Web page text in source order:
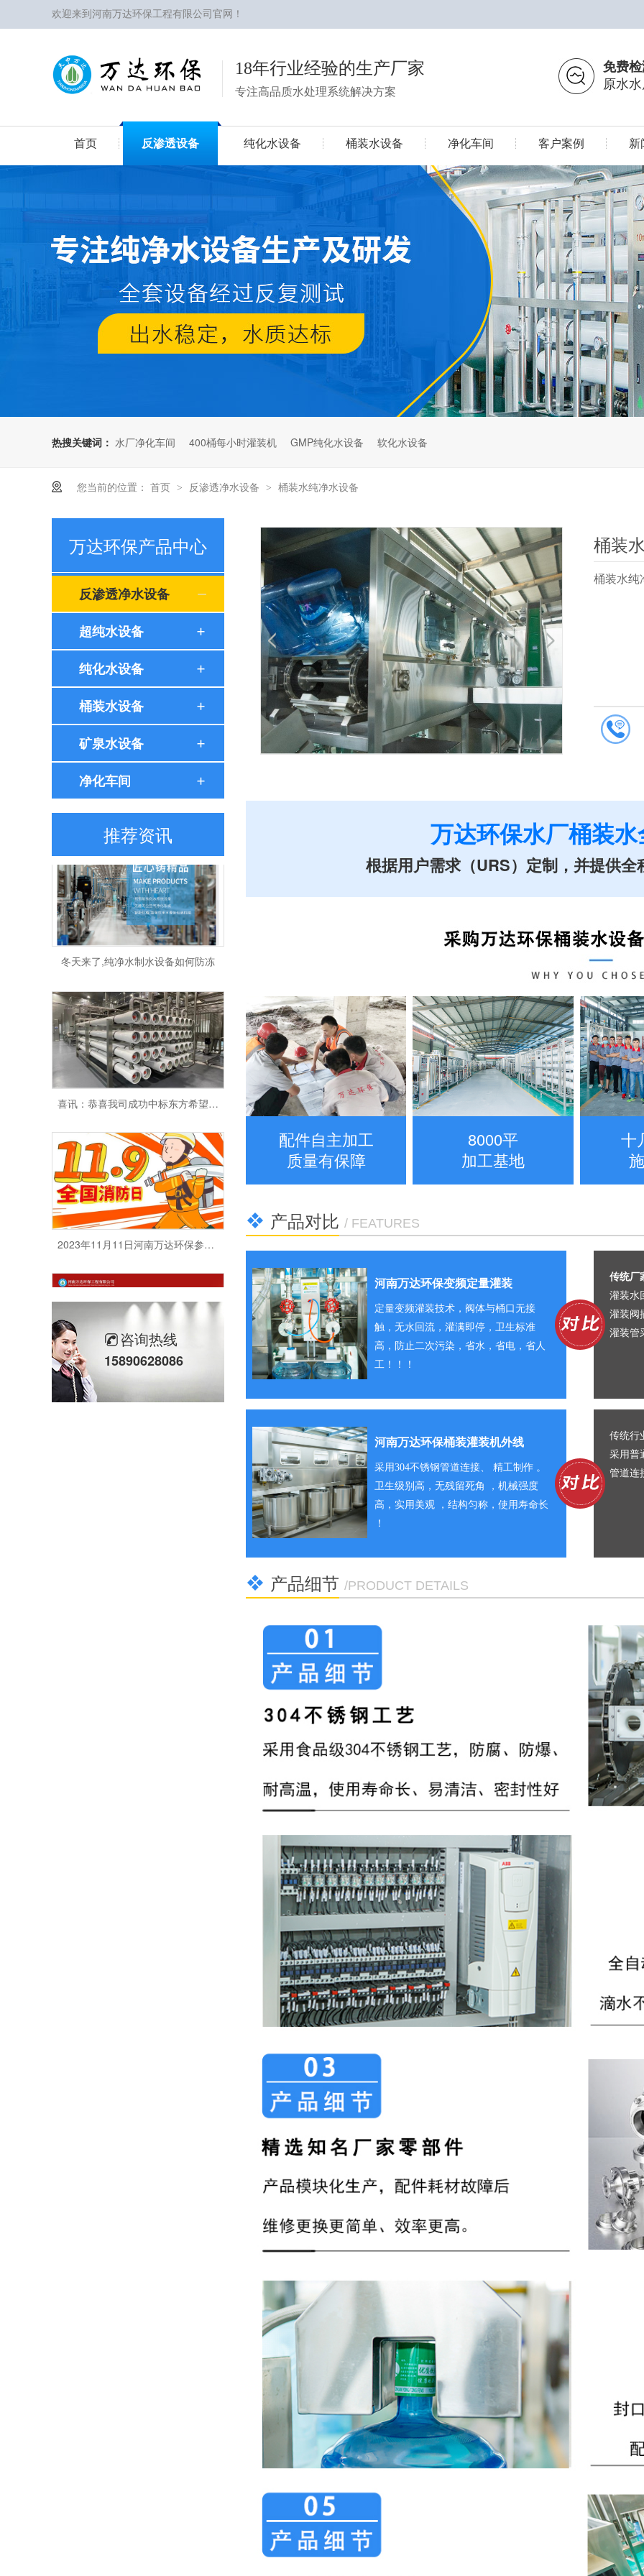
欢迎来到河南万达环保工程有限公司官网！
18年行业经验的生产厂家
专注高品质水处理系统解决方案
免费
原水
首页 反渗透设备 纯化水设备 桶装水设备 净化车间 客户案例 新
热搜关键词： 水厂净化车间 400桶每小时灌装机 GMP纯化水设备 软化水设备
您当前的位置： 首页 > 反渗透净水设备 > 桶装水纯净水设备
1/1
桶装
桶装水纯
万达环保水厂桶装
根据用户需求（URS）定制，并提供
配件自主加工
质量有保障
8000平
加工基地
十
产品对比 / FEATURES
河南万达环保变频定量灌装
定量变频灌装技术，阀体与桶口无接
触，无水回流，灌满即停，卫生标准
高，防止二次污染，省水，省电，省人
工！！！
传统厂
灌装水
灌装阀
灌装管
河南万达环保桶装灌装机外线
采用304不锈钢管道连接、 精工制作 。
卫生级别高，无残留死角 ，机械强度
高，实用美观 ，结构匀称，使用寿命长
！
传统行
采用普
管道连
产品细节 /PRODUCT DETAILS
万达环保产品中心
反渗透净水设备
超纯水设备
纯化水设备
桶装水设备
矿泉水设备
净化车间
推荐资讯
凝心聚力展望未来-2021万达环保年会圆满落幕
高品质的纯化水设备具备的优势
冬天来了,纯净水制水设备如何防冻
喜讯：恭喜我司成功中标东方希望集团德州东能碳素项目
2023年11月11日河南万达环保参加郑州消防中心组织的消防培训
咨询热线
15890628086